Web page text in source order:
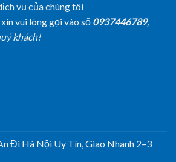
vụ của chúng tôi
vui lòng gọi vào số 0937446789,
khách!
Đi Hà Nội Uy Tín, Giao Nhanh 2–3